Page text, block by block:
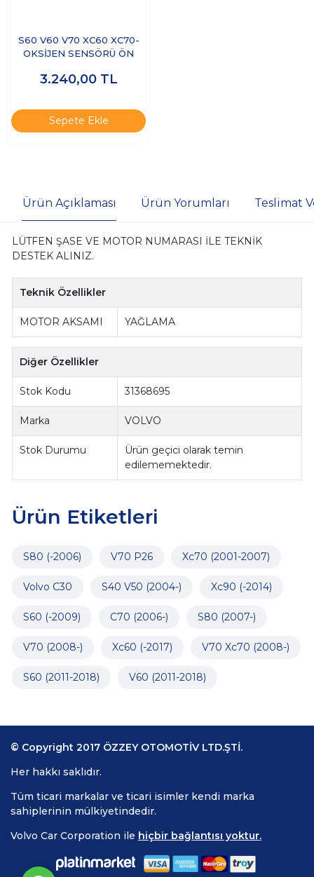
S60 V60 V70 XC60 XC70-
OKSİJEN SENSÖRÜ ÖN
3.240,00 TL
Sepete Ekle
Ürün Açıklaması Ürün Yorumları Teslimat
LÜTFEN ŞASE VE MOTOR NUMARASI İLE TEKNİK
DESTEK ALINIZ.
Teknik Özellikler
MOTOR AKSAMI YAĞLAMA
Diğer Özellikler
Stok Kodu 31368695
Marka VOLVO
Stok Durumu
Ürün geçici olarak temin
edilememektedir.
Ürün Etiketleri
S80 (-2006) V70 P26 Xc70 (2001-2007)
Volvo C30 S40 V50 (2004-) Xc90 (-2014)
S60 (-2009) C70 (2006-) S80 (2007-)
V70 (2008-) Xc60 (-2017) V70 Xc70 (2008-)
S60 (2011-2018) V60 (2011-2018)
© Copyright 2017 ÖZZEY OTOMOTİV LTD.ŞTİ.
Her hakkı saklıdır.
Tüm ticari markalar ve ticari isimler kendi marka
sahiplerinin mülkiyetindedir.
Volvo Car Corporation ile hiçbir bağlantısı yoktur.